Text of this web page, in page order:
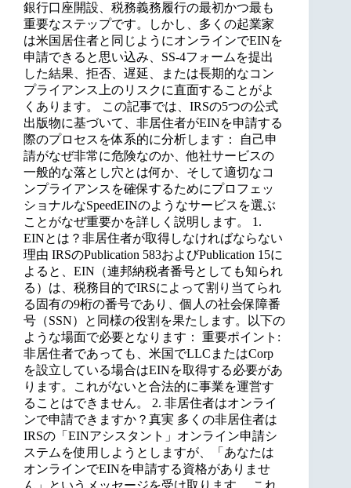
銀行口座開設、税務義務履行の最初かつ最も
重要なステップです。しかし、多くの起業家
は米国居住者と同じようにオンラインでEINを
申請できると思い込み、SS-4フォームを提出
した結果、拒否、遅延、または長期的なコン
プライアンス上のリスクに直面することがよ
くあります。 この記事では、IRSの5つの公式
出版物に基づいて、非居住者がEINを申請する
際のプロセスを体系的に分析します： 自己申
請がなぜ非常に危険なのか、他社サービスの
一般的な落とし穴とは何か、そして適切なコ
ンプライアンスを確保するためにプロフェッ
ショナルなSpeedEINのようなサービスを選ぶ
ことがなぜ重要かを詳しく説明します。 1.
EINとは？非居住者が取得しなければならない
理由 IRSのPublication 583およびPublication 15に
よると、EIN（連邦納税者番号としても知られ
る）は、税務目的でIRSによって割り当てられ
る固有の9桁の番号であり、個人の社会保障番
号（SSN）と同様の役割を果たします。以下の
ような場面で必要となります： 重要ポイント:
非居住者であっても、米国でLLCまたはCorp
を設立している場合はEINを取得する必要があ
ります。これがないと合法的に事業を運営す
ることはできません。 2. 非居住者はオンライ
ンで申請できますか？真実 多くの非居住者は
IRSの「EINアシスタント」オンライン申請シ
ステムを使用しようとしますが、「あなたは
オンラインでEINを申請する資格がありませ